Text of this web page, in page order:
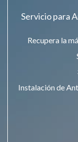
Servicio para
Recupera la
Instalación de